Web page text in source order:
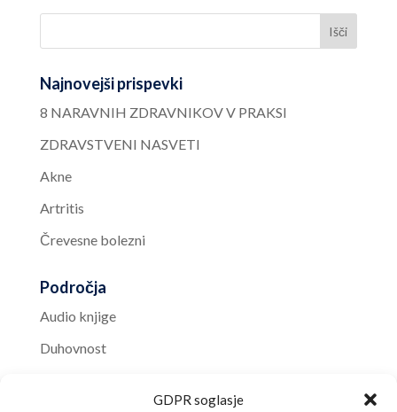
GDPR soglasje
Najnovejši prispevki
8 NARAVNIH ZDRAVNIKOV V PRAKSI
ZDRAVSTVENI NASVETI
Akne
Artritis
Črevesne bolezni
Področja
Audio knjige
Duhovnost